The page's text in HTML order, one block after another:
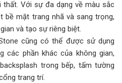
thất. Với sự đa dạng về màu sắc
bề mặt trang nhã và sang trọng,
và tạo sự riêng biệt.
cũng có thể được sử dụng
các phần khác của không gian,
trong bếp, tấm tường
trang trí.